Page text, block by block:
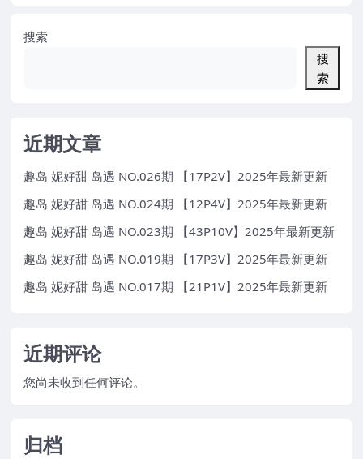
搜索
搜
索
近期文章
趣岛 妮好甜 岛遇 NO.026期 【17P2V】2025年最新更新
趣岛 妮好甜 岛遇 NO.024期 【12P4V】2025年最新更新
趣岛 妮好甜 岛遇 NO.023期 【43P10V】2025年最新更新
趣岛 妮好甜 岛遇 NO.019期 【17P3V】2025年最新更新
趣岛 妮好甜 岛遇 NO.017期 【21P1V】2025年最新更新
近期评论
您尚未收到任何评论。
归档